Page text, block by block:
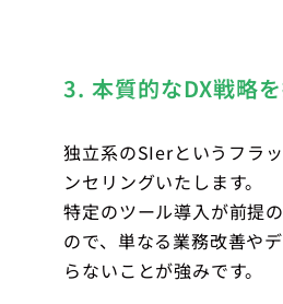
3. 本質的なDX戦略
独立系のSIerというフラ
ンセリングいたします。
特定のツール導入が前提
ので、単なる業務改善や
らないことが強みです。